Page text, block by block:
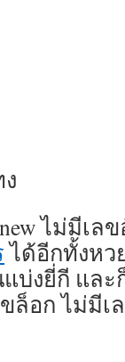
ไม่มีเล
ได้อีกทั้งหว
บ่งยี่กี แล
ล็อก ไม่มี